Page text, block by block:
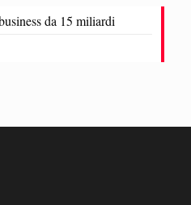
da 15 miliardi